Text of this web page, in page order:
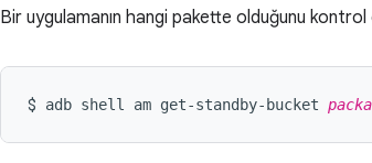
Bir uygulamanın hangi pakette olduğunu kontrol
$ adb shell am get-standby-bucket